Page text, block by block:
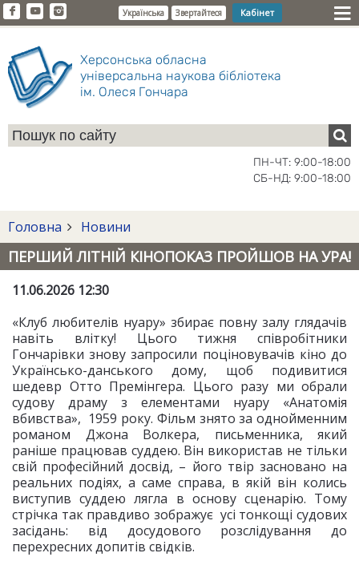
Українська Звертайтеся Кабінет
Херсонська обласна
універсальна наукова бібліотека
ім. Олеся Гончара
ПН-ЧТ: 9:00-18:00
СБ-НД: 9:00-18:00
Головна Новини
ПЕРШИЙ ЛІТНІЙ КІНОПОКАЗ ПРОЙШОВ НА УРА!
11.06.2026 12:30
«Клуб любителів нуару» збирає повну залу глядачів
навіть влітку! Цього тижня співробітники
Гончарівки знову запросили поціновувачів кіно до
Українсько-данського дому, щоб подивитися
шедевр Отто Премінгера. Цього разу ми обрали
судову драму з елементами нуару «Анатомія
вбивства», 1959 року. Фільм знято за однойменним
романом Джона Волкера, письменника, який
раніше працював суддею. Він використав не тільки
свій професійний досвід, – його твір засновано на
реальних подіях, а саме справа, в якій він колись
виступив суддею лягла в основу сценарію. Тому
стрічка так правдиво зображує усі тонкощі судових
засідань: від досудового розслідування до
перехресних допитів свідків.